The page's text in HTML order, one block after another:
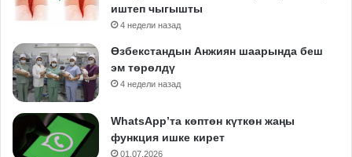
иштеп чыгышты
4 недели назад
Өзбекстандын Анжиян шаарында беш
эм төрөлдү
4 недели назад
WhatsApp’та көптөн күткөн жаңы
функция ишке кирет
01.07.2026